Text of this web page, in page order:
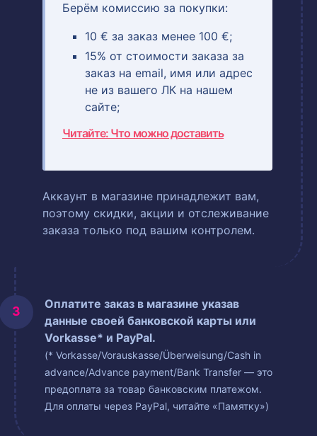
Берём комиссию за покупки:
10 € за заказ менее 100 €;
15% от стоимости заказа за
заказ на email, имя или адрес
не из вашего ЛК на нашем
сайте;
Читайте: Что можно доставить
Аккаунт в магазине принадлежит вам,
поэтому скидки, акции и отслеживание
заказа только под вашим контролем.
Оплатите заказ в магазине указав
данные своей банковской карты или
Vorkasse* и PayPal.
(* Vorkasse/Vorauskasse/Überweisung/Cash in
advance/Advance payment/Bank Transfer — это
предоплата за товар банковским платежом.
Для оплаты через PayPal, читайте «Памятку»)